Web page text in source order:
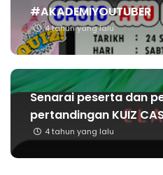
#AKADEMIYOUTUBER
4 tahun yang lalu
Senarai peserta dan
pertandingan KUIZ
4 tahun yang lalu